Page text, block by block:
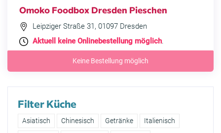
Omoko Foodbox Dresden Pieschen
Leipziger Straße 31, 01097 Dresden
Aktuell keine Onlinebestellung möglich.
Keine Bestellung möglich
Filter Küche
Asiatisch Chinesisch Getränke Italienisch